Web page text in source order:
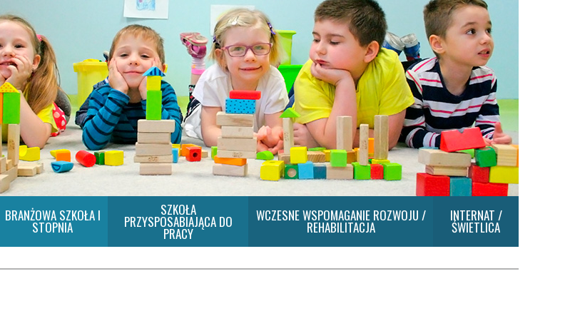
BRANŻOWA SZKOŁA I
STOPNIA
SZKOŁA
PRZYSPOSABIAJĄCA DO
PRACY
WCZESNE WSPOMAGANIE ROZWOJU /
REHABILITACJA
INTERNAT /
ŚWIETLICA